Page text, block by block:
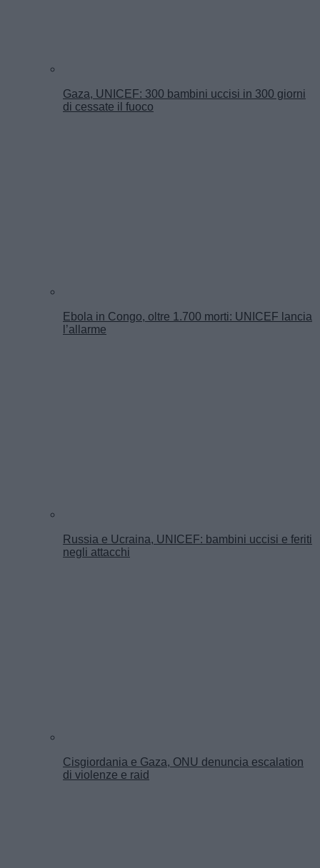
Gaza, UNICEF: 300 bambini uccisi in 300 giorni
di cessate il fuoco
Ebola in Congo, oltre 1.700 morti: UNICEF lancia
l’allarme
Russia e Ucraina, UNICEF: bambini uccisi e feriti
negli attacchi
Cisgiordania e Gaza, ONU denuncia escalation
di violenze e raid